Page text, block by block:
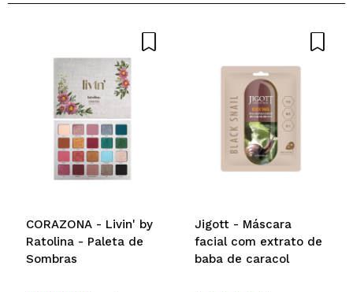
CORAZONA - Livin' by
Ratolina - Paleta de
Sombras
Jigott - Máscara
facial com extrato de
baba de caracol